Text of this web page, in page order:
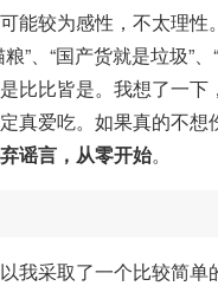
能较为感性，不太理性
”、“国产货就是垃圾”
比比皆是。我想了一下
真爱吃。如果真的不
谣言，从零开始。
我采取了一个比较简